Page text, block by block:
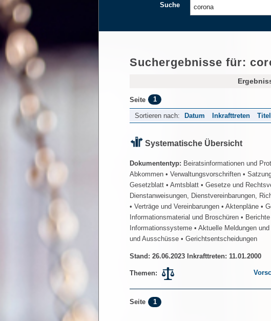
Suche
Suchergebnisse für:
Seite 1
Sortieren nach: Datum Inkrafttreten Titel
Systematische Übersicht
Dokumententyp: Beiratsinformationen und
Abkommen • Verwaltungsvorschriften •
Gesetzblatt • Amtsblatt • Gesetze und
Dienstanweisungen, Dienstvereinbarungen,
• Verträge und Vereinbarungen • Aktenpläne •
Informationsmaterial und Broschüren •
Informationssysteme • Aktuelle Meldungen
und Ausschüsse • Gerichtsentscheidungen
Stand: 26.06.2023 Inkrafttreten: 11.01.2000
Themen:
Seite 1